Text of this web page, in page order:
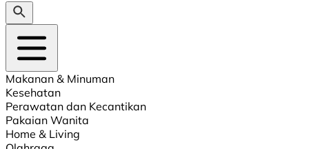
Makanan & Minuman
Kesehatan
Perawatan dan Kecantikan
Pakaian Wanita
Home & Living